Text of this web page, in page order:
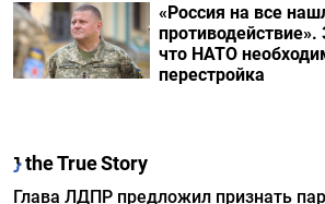
«Россия на все
что НАТО
перестройка